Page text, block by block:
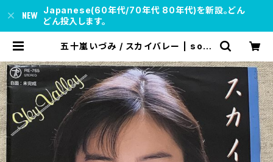
Japanese(60年代/70年代 80年代)を新設。どん
どん投入します。
五十嵐いづみ / スカイバレー | soul